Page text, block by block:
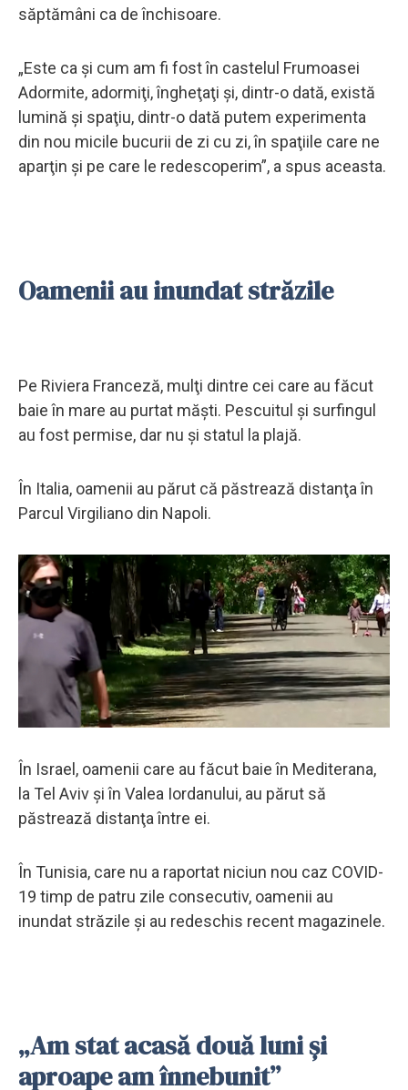
săptămâni ca de închisoare.
„Este ca şi cum am fi fost în castelul Frumoasei
Adormite, adormiţi, îngheţaţi şi, dintr-o dată, există
lumină şi spaţiu, dintr-o dată putem experimenta
din nou micile bucurii de zi cu zi, în spaţiile care ne
aparţin şi pe care le redescoperim”, a spus aceasta.
Oamenii au inundat străzile
Pe Riviera Franceză, mulţi dintre cei care au făcut
baie în mare au purtat măşti. Pescuitul şi surfingul
au fost permise, dar nu şi statul la plajă.
În Italia, oamenii au părut că păstrează distanţa în
Parcul Virgiliano din Napoli.
În Israel, oamenii care au făcut baie în Mediterana,
la Tel Aviv şi în Valea Iordanului, au părut să
păstrează distanţa între ei.
În Tunisia, care nu a raportat niciun nou caz COVID-
19 timp de patru zile consecutiv, oamenii au
inundat străzile şi au redeschis recent magazinele.
„Am stat acasă două luni şi
aproape am înnebunit”